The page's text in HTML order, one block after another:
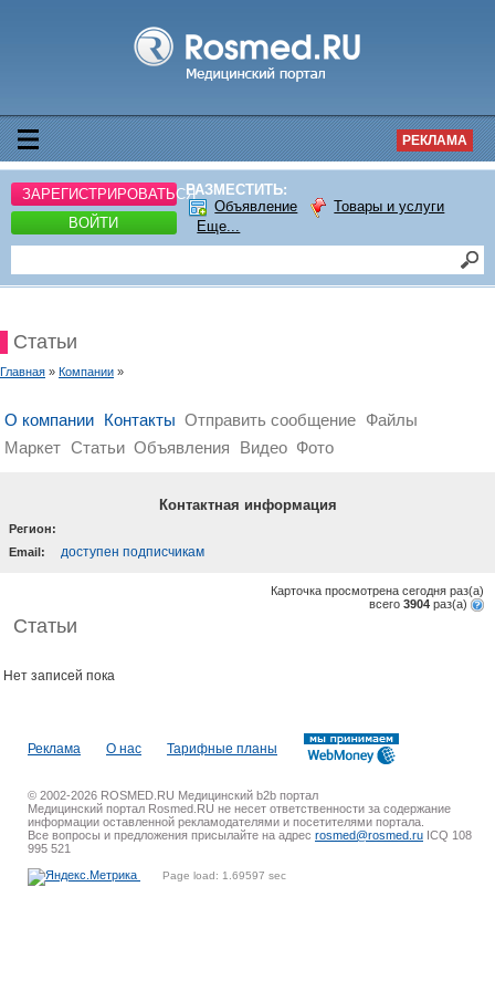
РЕКЛАМА
ЗАРЕГИСТРИРОВАТЬСЯ
ВОЙТИ
РАЗМЕСТИТЬ:
Объявление
Товары и услуги
Еще...
Статьи
Главная » Компании »
О компании Контакты Отправить сообщение Файлы
Маркет Статьи Объявления Видео Фото
Контактная информация
Регион:
Email:
доступен подписчикам
Карточка просмотрена сегодня раз(a)
всего 3904 раз(a)
Статьи
Нет записей пока
Реклама О нас Тарифные планы
© 2002-2026 ROSMED.RU Медицинский b2b портал
Медицинский портал Rosmed.RU не несет ответственности за содержание
информации оставленной рекламодателями и посетителями портала.
Все вопросы и предложения присылайте на адрес rosmed@rosmed.ru ICQ 108
995 521
Page load: 1.69597 sec